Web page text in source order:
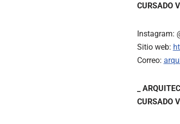
CURSADO
Instagram:
Sitio web:
Correo:
_
CURSADO